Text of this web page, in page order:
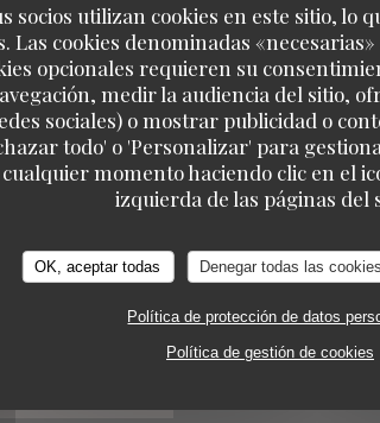
socios utilizan cookies en este sitio, lo
Las cookies denominadas
opcionales requieren su
medir la audiencia del sitio,
sociales) o mostrar publicidad o
todo' o 'Personalizar' para
cualquier momento haciendo clic en el
izquierda de las páginas del
OK, aceptar todas Denegar todas las cookies
Política de protección de datos
Política de gestión de cookies
((abre en una nueva ventana))
Estaminet Les quatre